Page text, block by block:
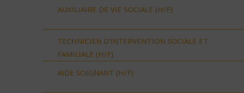
AUXILIAIRE DE VIE SOCIALE (H/F)
TECHNICIEN D’INTERVENTION SOCIALE ET
FAMILIALE (H/F)
AIDE SOIGNANT (H/F)